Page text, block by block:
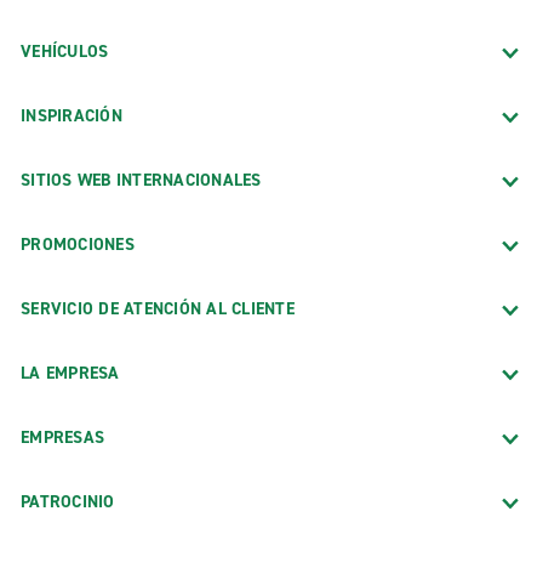
VEHÍCULOS
INSPIRACIÓN
SITIOS WEB INTERNACIONALES
PROMOCIONES
SERVICIO DE ATENCIÓN AL CLIENTE
LA EMPRESA
EMPRESAS
PATROCINIO